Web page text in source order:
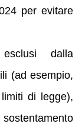
per evitare
dalla
(ad esempio,
limiti di legge),